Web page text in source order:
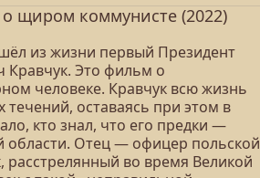
щиром коммунисте (2022)
из жизни первый Президент
Это фильм о
человеке. Кравчук всю жизнь
оставаясь при этом в
кто знал, что его предки —
области. Отец — офицер польской
во время Великой